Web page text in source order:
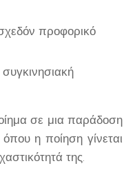
προφορικό
συγκινησιακή
σε μια παράδοση
η ποίηση γίνεται
της.